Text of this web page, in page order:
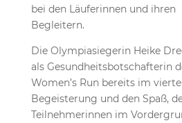
bei den Läuferinnen und ihren
Begleitern.
Die Olympiasiegerin Heike
als Gesundheitsbotschafterin
Women’s Run bereits im
Begeisterung und den Spaß,
Teilnehmerinnen im